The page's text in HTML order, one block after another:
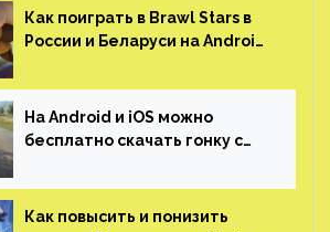
гонками и тюнингом машины
Как поиграть в Brawl Stars в
России и Беларуси на Android
На Android и iOS можно
бесплатно скачать гонку с
который больше, чем в
Skyrim и GTA: San Andreas
Как повысить и понизить